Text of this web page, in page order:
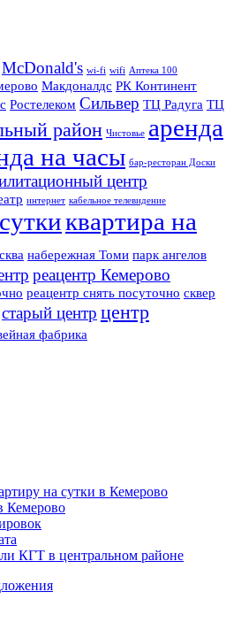
McDonald's wi-fi wifi Аптека 100
Макдоналдс РК Континент
Ростелеком Сильвер ТЦ Радуга ТЦ
район Чистовье аренда
на часы бар-ресторан Доски
центр
интернет кабельное телевидение
квартира на
набережная Томи парк ангелов
реацентр Кемерово
реацентр снять посуточно сквер
старый центр центр
фабрика
на сутки в Кемерово
Кемерово
КГТ в центральном районе